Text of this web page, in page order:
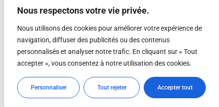
Nous respectons votre vie privée.
Nous utilisons des cookies pour améliorer votre expérience de
navigation, diffuser des publicités ou des contenus
personnalisés et analyser notre trafic. En cliquant sur « Tout
accepter », vous consentez à notre utilisation des cookies.
Personnaliser Tout rejeter Accepter tout
mensuelle
Mentions légales
Adhérer